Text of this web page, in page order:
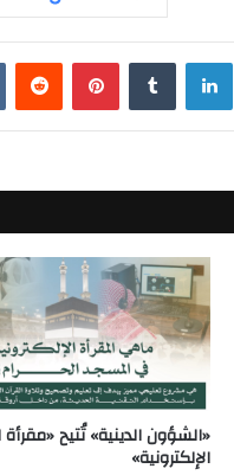
لينكدإن بينتيريست
«الشؤون الدينية» تُتيح «مقرأة
الإلكترونية»